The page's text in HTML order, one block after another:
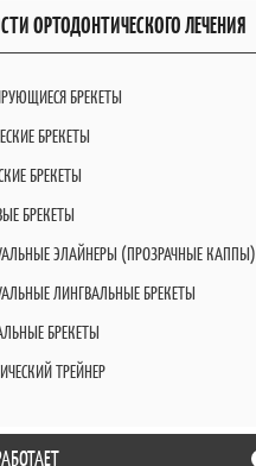
ОРТОДОНТИЧЕСКОГО ЛЕЧЕНИЯ
БРЕКЕТЫ
БРЕКЕТЫ
БРЕКЕТЫ
БРЕКЕТЫ
ЭЛАЙНЕРЫ (ПРОЗРАЧНЫЕ КАППЫ)
ЛИНГВАЛЬНЫЕ БРЕКЕТЫ
БРЕКЕТЫ
ТРЕЙНЕР